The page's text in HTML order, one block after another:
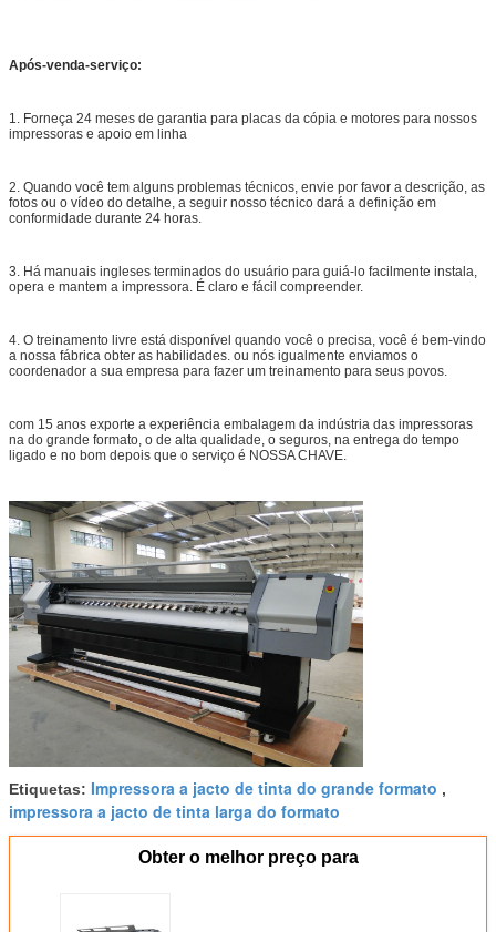
5) Tempo de entrega total:
da execução da entrega
USAGE/OCCASION
propaganda, Propaganda Empresa, impressão exterior do Inkjet
de Digitas, impressão interna do Inkjet de Digitas.
Após-venda-serviço:
1. Forneça 24 meses de garantia para placas da cópia e motores para nossos
impressoras e apoio em linha
2. Quando você tem alguns problemas técnicos, envie por favor a descrição, as
fotos ou o vídeo do detalhe, a seguir nosso técnico dará a definição em
conformidade durante 24 horas.
3. Há manuais ingleses terminados do usuário para guiá-lo facilmente instala,
opera e mantem a impressora. É claro e fácil compreender.
4. O treinamento livre está disponível quando você o precisa, você é bem-vindo
a nossa fábrica obter as habilidades. ou nós igualmente enviamos o
coordenador a sua empresa para fazer um treinamento para seus povos.
com 15 anos exporte a experiência embalagem da indústria das impressoras
na do grande formato, o de alta qualidade, o seguros, na entrega do tempo
ligado e no bom depois que o serviço é NOSSA CHAVE.
Etiquetas: Impressora a jacto de tinta do grande formato ,
impressora a jacto de tinta larga do formato
Obter o melhor preço para